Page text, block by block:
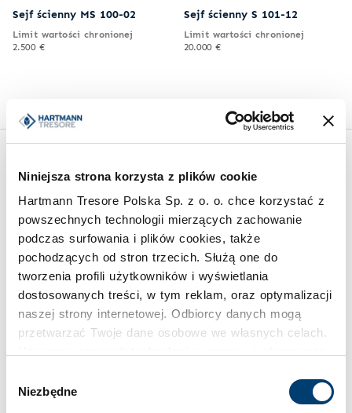
Niniejsza strona korzysta z plików cookie
Hartmann Tresore Polska Sp. z o. o. chce korzystać z
powszechnych technologii mierzących zachowanie
podczas surfowania i plików cookies, także
pochodzących od stron trzecich. Służą one do
tworzenia profili użytkowników i wyświetlania
dostosowanych treści, w tym reklam, oraz optymalizacji
naszej strony internetowej. Odbiorcy danych mogą
przetwarzać Twoje dane osobowe we własnych celach.
zgody
Niezbędne
Sejf ścienny MS 100-02
Limit wartości chronionej
2.500 €
Sejf ścienny S 101-12
Limit wartości chronionej
20.000 €
Inspiracje